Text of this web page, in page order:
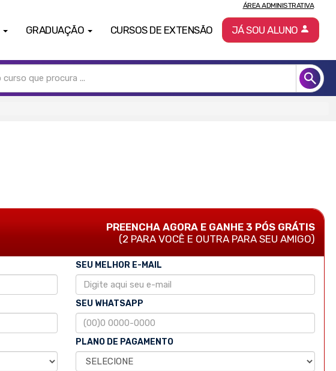
GRADUAÇÃO CURSOS DE EXTENSÃO
ÁREA ADMINISTRATIVA
JÁ SOU ALUNO
PREENCHA AGORA E GANHE 3 PÓS GRÁTIS
(2 PARA VOCÊ E OUTRA PARA SEU AMIGO)
SEU MELHOR E-MAIL
SEU WHATSAPP
PLANO DE PAGAMENTO